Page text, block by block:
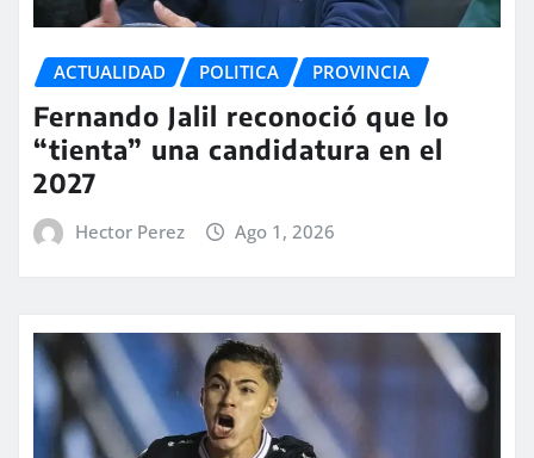
ACTUALIDAD POLITICA PROVINCIA
Fernando Jalil reconoció que lo
“tienta” una candidatura en el
2027
Hector Perez Ago 1, 2026